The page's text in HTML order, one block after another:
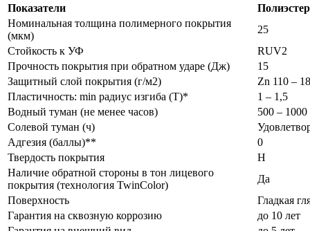
Показатели
Полиэстер
Номинальная толщина полимерного покрытия
(мкм)
25
Стойкость к УФ
RUV2
Прочность покрытия при обратном ударе (Дж)
15
Защитный слой покрытия (г/м2)
Zn 110 –
Пластичность: min радиус изгиба (Т)*
1 – 1,5
Водный туман (не менее часов)
500 – 1000
Солевой туман (ч)
Адгезия (баллы)**
0
Твердость покрытия
Н
Наличие обратной стороны в тон лицевого
покрытия (технология TwinColor)
Да
Поверхность
Гладкая
Гарантия на сквозную коррозию
до 10 лет